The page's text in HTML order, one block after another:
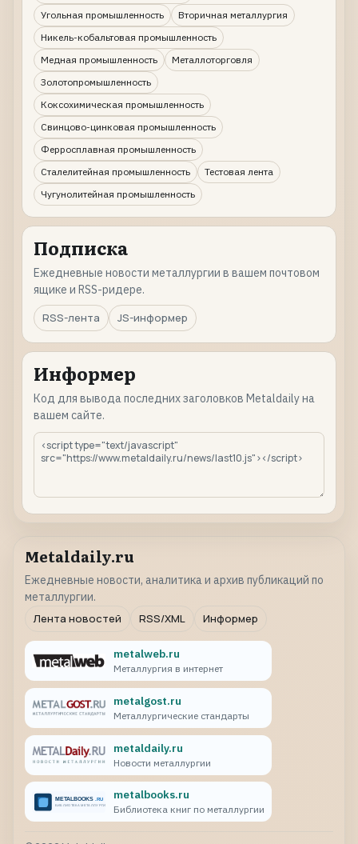
Угольная промышленность
Вторичная металлургия
Никель-кобальтовая промышленность
Медная промышленность
Металлоторговля
Золотопромышленность
Коксохимическая промышленность
Свинцово-цинковая промышленность
Ферросплавная промышленность
Сталелитейная промышленность
Тестовая лента
Чугунолитейная промышленность
Подписка
Ежедневные новости металлургии в вашем почтовом
ящике и RSS-ридере.
RSS-лента
JS-информер
Информер
Код для вывода последних заголовков Metaldaily на
вашем сайте.
Metaldaily.ru
Ежедневные новости, аналитика и архив публикаций по
металлургии.
Лента новостей
RSS/XML Информер
metalweb.ru
Металлургия в интернет
metalgost.ru
Металлургические стандарты
metaldaily.ru
Новости металлургии
metalbooks.ru
Библиотека книг по металлургии